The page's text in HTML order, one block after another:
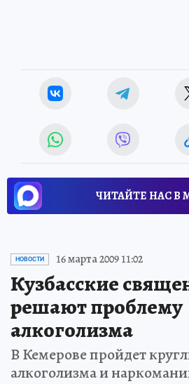
ЧИТАЙТЕ НАС В
НОВОСТИ 16 марта 2009 11:02
Кузбасские
решают проблему
алкоголизма
В Кемерове пройдет
алкоголизма и